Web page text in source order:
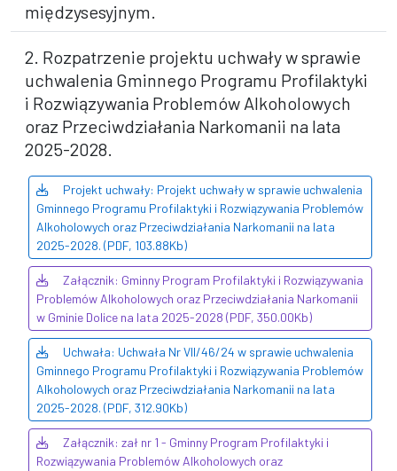
międzysesyjnym.
2. Rozpatrzenie projektu uchwały w sprawie
uchwalenia Gminnego Programu Profilaktyki
i Rozwiązywania Problemów Alkoholowych
oraz Przeciwdziałania Narkomanii na lata
2025-2028.
Projekt uchwały: Projekt uchwały w sprawie uchwalenia
Gminnego Programu Profilaktyki i Rozwiązywania Problemów
Alkoholowych oraz Przeciwdziałania Narkomanii na lata
2025-2028. (PDF, 103.88Kb)
Załącznik: Gminny Program Profilaktyki i Rozwiązywania
Problemów Alkoholowych oraz Przeciwdziałania Narkomanii
w Gminie Dolice na lata 2025-2028 (PDF, 350.00Kb)
Uchwała: Uchwała Nr VII/46/24 w sprawie uchwalenia
Gminnego Programu Profilaktyki i Rozwiązywania Problemów
Alkoholowych oraz Przeciwdziałania Narkomanii na lata
2025-2028. (PDF, 312.90Kb)
Załącznik: zał nr 1 - Gminny Program Profilaktyki i
Rozwiązywania Problemów Alkoholowych oraz